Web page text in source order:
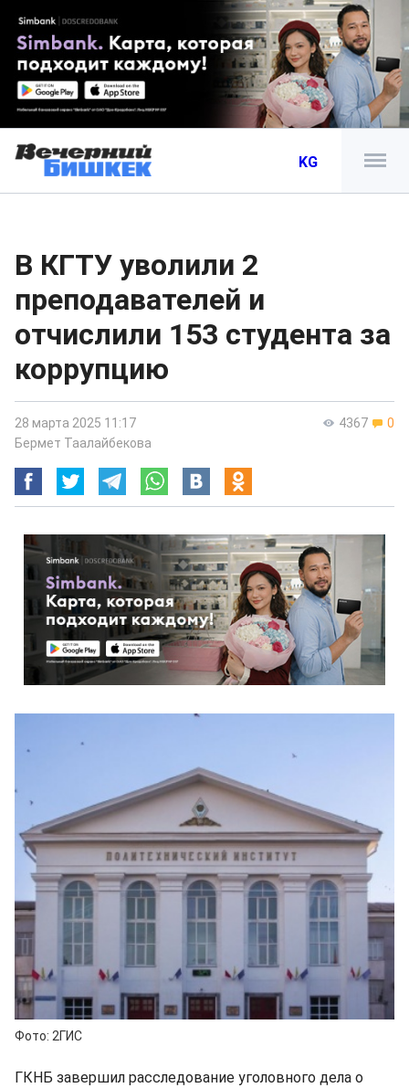
KG
В КГТУ уволили 2
преподавателей и
отчислили 153 студента за
коррупцию
4367 0
28 марта 2025 11:17
Бермет Таалайбекова
Фото: 2ГИС
ГКНБ завершил расследование уголовного дела о